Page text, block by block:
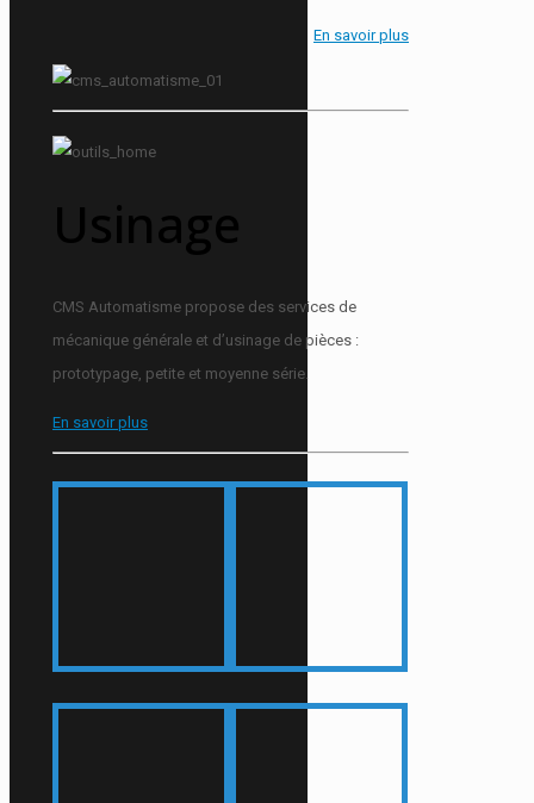
En savoir plus
Usinage
CMS Automatisme propose des services de
mécanique générale et d’usinage de pièces :
prototypage, petite et moyenne série.
En savoir plus